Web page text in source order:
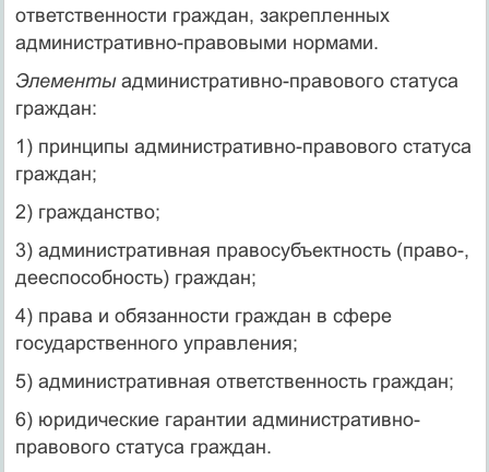
ответственности граждан, закрепленных
административно-правовыми нормами.
Элементы административно-правового статуса
граждан:
1) принципы административно-правового статуса
граждан;
2) гражданство;
3) административная правосубъектность (право-,
дееспособность) граждан;
4) права и обязанности граждан в сфере
государственного управления;
5) административная ответственность граждан;
6) юридические гарантии административно-
правового статуса граждан.